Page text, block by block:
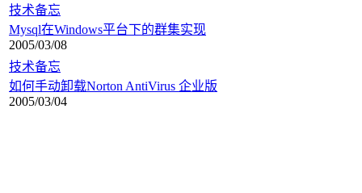
技术备忘
Mysql在Windows平台下的群集实现
2005/03/08
技术备忘
如何手动卸载Norton AntiVirus 企业版
2005/03/04